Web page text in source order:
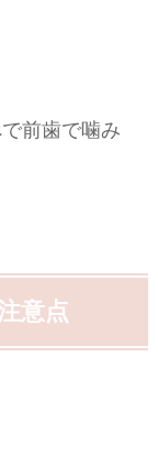
前歯で噛み
意点